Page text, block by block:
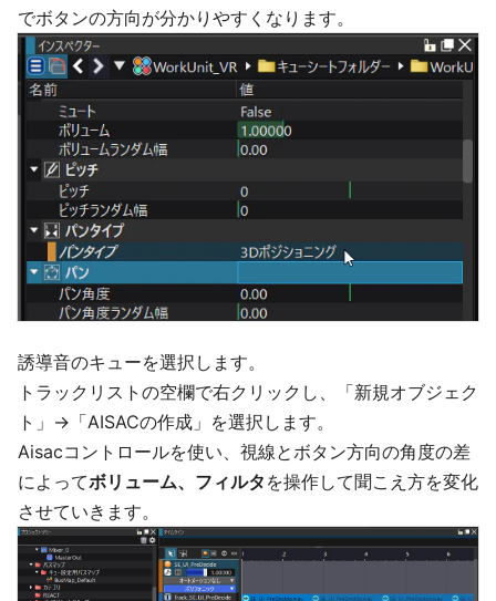
でボタンの方向が分かりやすくなります。
誘導音のキューを選択します。
トラックリストの空欄で右クリックし、「新規オブジェク
ト」→「AISACの作成」を選択します。
Aisacコントロールを使い、視線とボタン方向の角度の差
によってボリューム、フィルタ を操作して聞こえ方を変化
させていきます。